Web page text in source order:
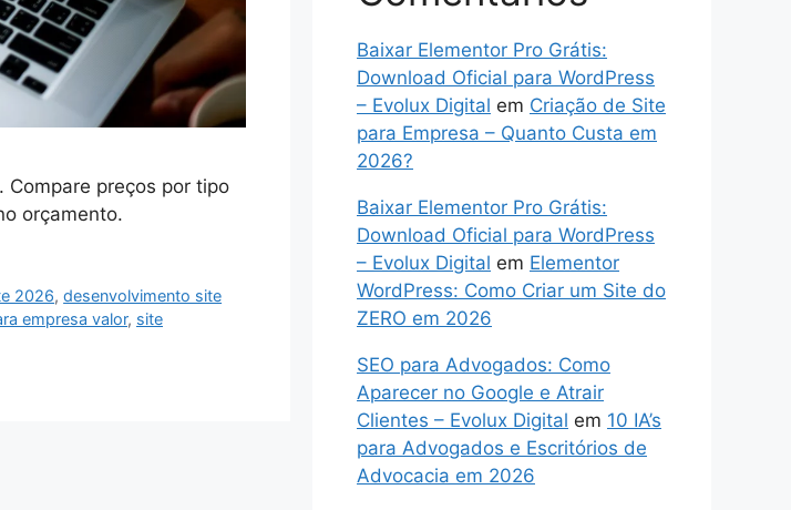
preços por tipo
orçamento.
2026,desenvolvimento site
empresa valor, site
Baixar Elementor Pro Grátis:
Download Oficial para WordPress
– Evolux Digital em Criação de Site
para Empresa – Quanto Custa em
2026?
Baixar Elementor Pro Grátis:
Download Oficial para WordPress
– Evolux Digital em Elementor
WordPress: Como Criar um Site do
ZERO em 2026
SEO para Advogados: Como
Aparecer no Google e Atrair
Clientes – Evolux Digital em 10 IA’s
para Advogados e Escritórios de
Advocacia em 2026